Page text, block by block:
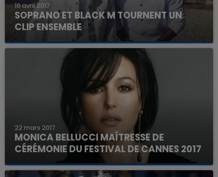
19 avril 2017
SOPRANO ET BLACK M TOURNENT UN
CLIP ENSEMBLE
22 mars 2017
MONICA BELLUCCI MAÎTRESSE DE
CÉRÉMONIE DU FESTIVAL DE CANNES 2017